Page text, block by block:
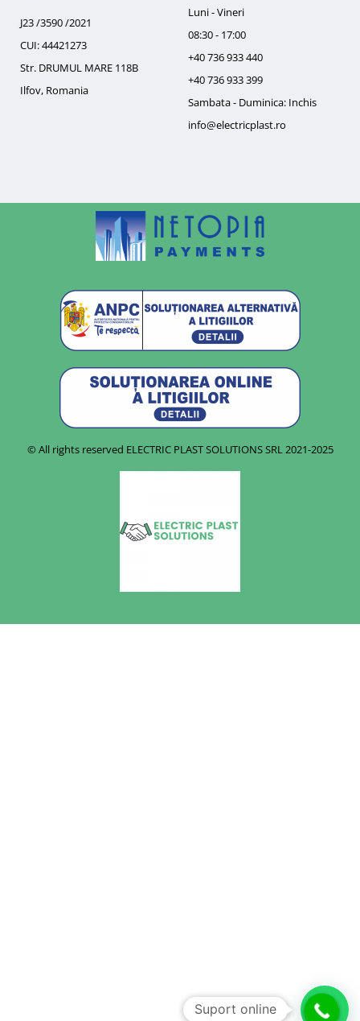
J23 /3590 /2021
CUI: 44421273
Str. DRUMUL MARE 118B
Ilfov, Romania
Luni - Vineri
08:30 - 17:00
+40 736 933 440
+40 736 933 399
Sambata - Duminica: Inchis
info@electricplast.ro
© All rights reserved ELECTRIC PLAST SOLUTIONS SRL2021-2025
Suport online